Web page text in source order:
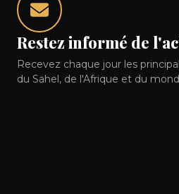
Restez informé de
Recevez chaque jour les
du Sahel, de l'Afrique et du